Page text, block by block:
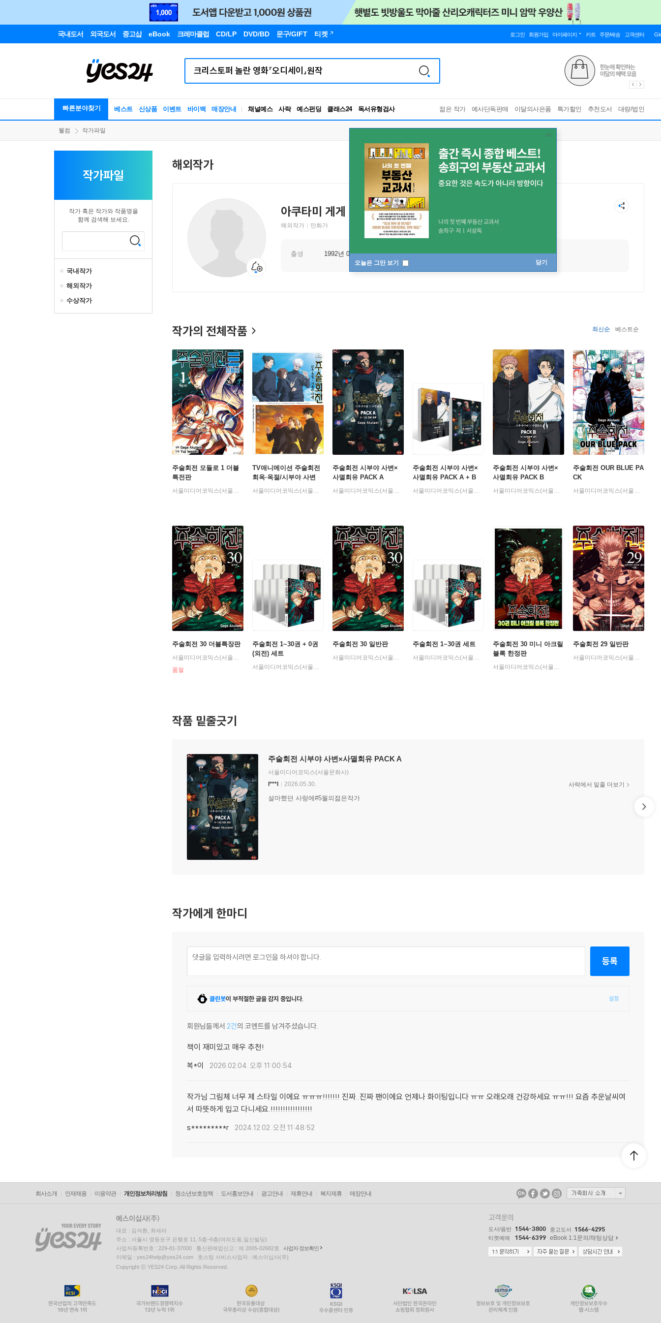
국내도서 외국도서 중고샵 eBook 크레마클럽 CD/LP DVD/BD 문구/GIFT 티켓 로그인 회원가입 마이페이지 카트 주문/배송 고객센터
빠른분야찾기 베스트 신상품 이벤트 바이백 매장안내 채널예스 사락 예스펀딩 클래스24
RBTI Lab
독서유형검사
젊은 작가 예사단독판매 이달의사은품 특가할인 추천도서 대량/법인
오늘은 그만 보기 닫기
웰컴 작가파일
작가파일
작가 혹은 작가와 작품명을
함께 검색해 보세요.
국내작가
해외작가
수상작가
해외작가
아쿠타미 게게 Gege Akutami あくたみ げげ
해외작가
만화가
출생 1992년 02월 26일 출생지 이와테현
작가의 전체작품 최신순 베스트순
주술회전 모듈로 1 더블
특전판
서울미디어코믹스(서울문화사)
TV애니메이션 주술회전
회옥·옥절/시부야 사변
공식 가이드북
서울미디어코믹스(서울문화사)
주술회전 시부야 사변×
사멸회유 PACK A
서울미디어코믹스(서울문화사)
주술회전 시부야 사변×
사멸회유 PACK A + B
세트
서울미디어코믹스(서울문화사)
주술회전 시부야 사변×
사멸회유 PACK B
서울미디어코믹스(서울문화사)
주술회전 OUR BLUE PA
CK
서울미디어코믹스(서울문화사)
주술회전 30 더블특장판
서울미디어코믹스(서울문화사)
품절
주술회전 1~30권 + 0권
(외전) 세트
서울미디어코믹스(서울문화사)
주술회전 30 일반판
서울미디어코믹스(서울문화사)
주술회전 1~30권 세트
서울미디어코믹스(서울문화사)
주술회전 30 미니 아크릴
블록 한정판
서울미디어코믹스(서울문화사)
주술회전 29 일반판
서울미디어코믹스(서울문화사)
작품 밑줄긋기
주술회전 시부야 사변×사멸회유 PACK A
서울미디어코믹스(서울문화사)
l***l
2026.05.30.
설마했던 사랑에#5월의젊은작가
사락에서 밑줄 더보기
작가에게 한마디
등록
클린봇이 부적절한 글을 감지 중입니다. 설정
회원님들께서 2건의 코멘트를 남겨주셨습니다.
책이 재미있고 매우 추천!
복*이 2026.02.04. 오후 11:00:54
작가님 그림체 너무 제 스타일 이에요 ㅠㅠㅠ!!!!!!! 진짜..진짜 팬이에요 언제나 화이팅입니다 ㅠㅠ 오래오래 건강하세요 ㅠㅠ!!! 요즘 추운날씨여
서 따뜻하게 입고 다니세요.!!!!!!!!!!!!!!!!!
s*********r 2024.12.02. 오전 11:48:52
회사소개 인재채용 이용약관 개인정보처리방침 청소년보호정책 도서홍보안내 광고안내 제휴안내 복지제휴 매장안내
대표 : 김석환, 최세라
주소 : 서울시 영등포구 은행로 11, 5층~6층(여의도동,일신빌딩)
사업자등록번호 : 229-81-37000 통신판매업신고 : 제 2005-02682호
사업자 정보확인
이메일 : yes24help@yes24.com 호스팅 서비스사업자 : 예스이십사(주)
Copyright ⓒ YES24 Corp. All Rights Reserved.
고객문의
도서/음반 1544-3800 중고도서 1566-4295
티켓예매 1544-6399 eBook 1:1문의/채팅상담
EQUUS9